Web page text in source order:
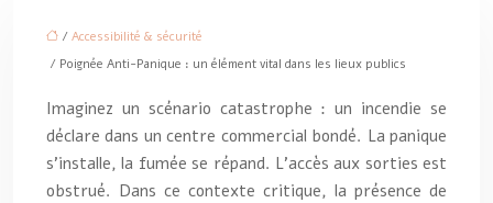
/ Accessibilité & sécurité
/ Poignée Anti-Panique : un élément vital dans les lieux publics
Imaginez un scénario catastrophe : un incendie se
déclare dans un centre commercial bondé. La panique
s’installe, la fumée se répand. L’accès aux sorties est
obstrué. Dans ce contexte critique, la présence de